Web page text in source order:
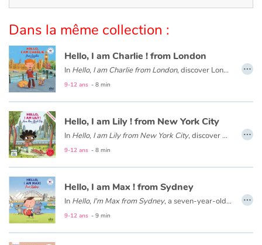
En famille
Quotidien et loisirs
À l'école
Fêtes et évènements
Amour et amitié
Sujets de société
Émotions et sentiments
Formats et illustrations
Catalogue anglais
Dans la même collection :
Hello, I am Charlie ! from London
In Hello, I am Charlie from London, discover London with Charlie, an eight-year-old English boy. Meet his family and friends, visit his school and his city with Big Ben, double-decker buses, Buckingham Palace...
9-12 ans - 8 min
…
Hello, I am Lily ! from New York City
In Hello, I am Lily from New York City, discover New York with Lily, an eight-year-old American girl. Meet her family and friends, visit her school and her city: the Statue of Liberty, Central Park, and the Museum of Modern Art.
9-12 ans - 8 min
…
Hello, I am Max ! from Sydney
In Hello, I'm Max from Sydney, a seven-year-old Australian boy takes us on a tour of Sydney. You will meet his family and friends, visit his school and his city: the Opera House, Sydney Bay, the beaches and the bush.
9-12 ans - 9 min
…